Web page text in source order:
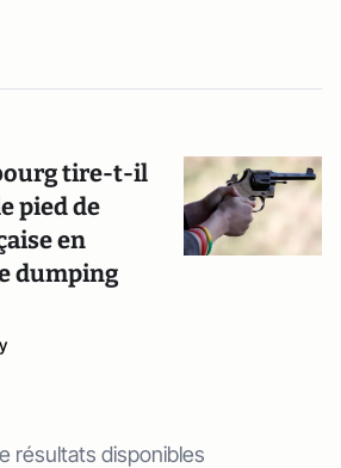
tire-t-il
pied de
en
dumping
résultats disponibles